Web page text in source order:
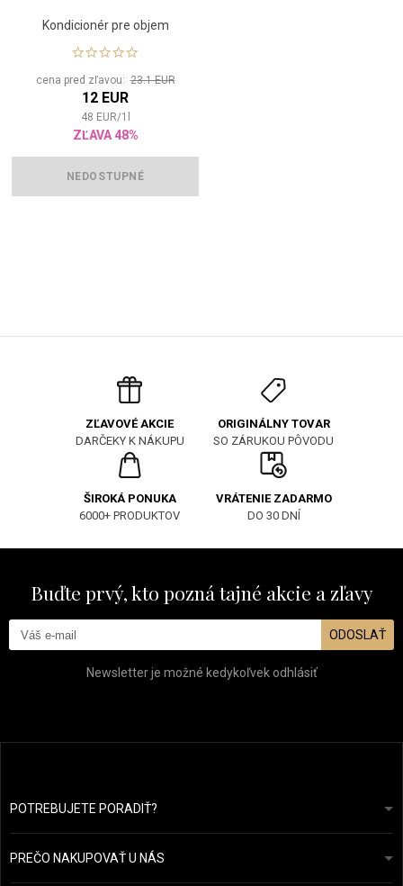
Kondicionér pre objem
cena pred zľavou:23.1 EUR
12 EUR
48 EUR/1
ZĽAVA 48%
NEDOSTUPNÉ
ZĽAVOVÉ AKCIE
DARČEKY K NÁKUPU
ORIGINÁLNY TOVAR
SO ZÁRUKOU PÔVODU
ŠIROKÁ PONUKA
6000+ PRODUKTOV
VRÁTENIE ZADARMO
DO 30 DNÍ
Buďte prvý, kto pozná tajné akcie a zľavy
ODOSLAŤ
Newsletter je možné kedykoľvek odhlásiť
POTREBUJETE PORADIŤ?info@prozdravevlasy.cz
Odpovieme do 24 hodín.
PREČO NAKUPOVAŤ U NÁS
Obchodní podmínky
Ochrana osobních údajů
Náš příběh